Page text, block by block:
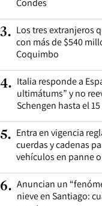
Condes
3. Los tres extranjeros
con más de $540
Coquimbo
4. Italia responde a
ultimátums” y no
Schengen hasta el
5. Entra en vigencia
cuerdas y cadenas
vehículos en panne
6. Anuncian un
nieve en Santiago: